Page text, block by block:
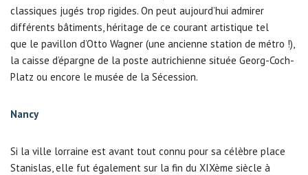
classiques jugés trop rigides. On peut aujourd’hui admirer
différents bâtiments, héritage de ce courant artistique tel
que le pavillon d’Otto Wagner (une ancienne station de métro !),
la caisse d’épargne de la poste autrichienne située Georg-Coch-
Platz ou encore le musée de la Sécession.
Nancy
Si la ville lorraine est avant tout connu pour sa célèbre place
Stanislas, elle fut également sur la fin du XIXème siècle à